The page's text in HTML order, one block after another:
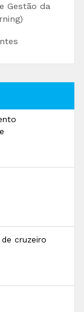
Gestão da
cruzeiro